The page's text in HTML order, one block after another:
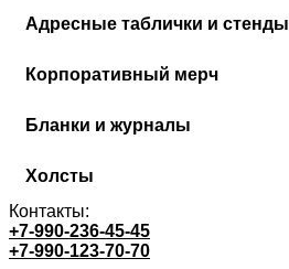
Адресные таблички и стенды
Корпоративный мерч
Бланки и журналы
Холсты
Контакты:
+7-990-236-45-45
+7-990-123-70-70